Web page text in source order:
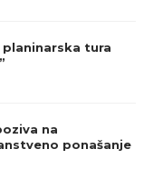
planinarska tura
na
ponašanje